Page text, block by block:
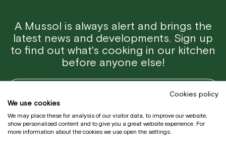
A Mussol is always alert and brings the
latest news and developments. Sign up
to find out what's cooking in our kitchen
before anyone else!
I accept the
privacy policy
I accept to receive information from MUSSOL
Cookies policy
We use cookies
We may place these for analysis of our visitor data, to improve our website,
show personalised content and to give you a great website experience. For
more information about the cookies we use open the settings.